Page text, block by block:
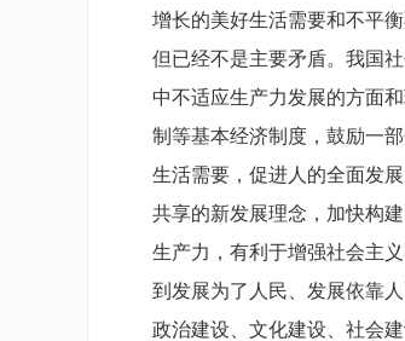
增长的美好生活需要和不平
但已经不是主要矛盾。我国
中不适应生产力发展的方面
制等基本经济制度，鼓励一
生活需要，促进人的全面发
共享的新发展理念，加快构
生产力，有利于增强社会主
到发展为了人民、发展依靠
政治建设、文化建设、社会